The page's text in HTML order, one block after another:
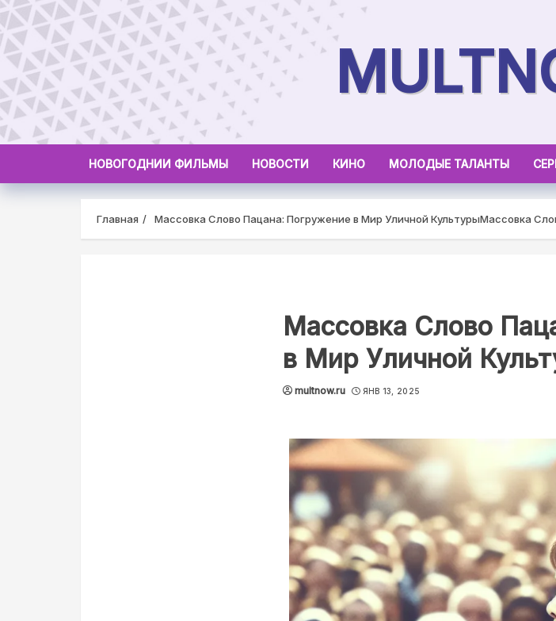
Skip
to
content
НОВОГОДНИИ ФИЛЬМЫ НОВОСТИ КИНО МОЛОДЫЕ ТАЛАНТЫ
Главная Массовка Слово Пацана: Погружение в Мир Уличной КультурыМассовка
Массовка Слово
в Мир Уличной
multnow.ru ЯНВ 13, 2025